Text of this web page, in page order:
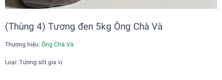
(Thùng 4) Tương đen 5kg Ông Chà Và
Thương hiệu: Ông Chà Và
Loại: Tương sốt gia vị